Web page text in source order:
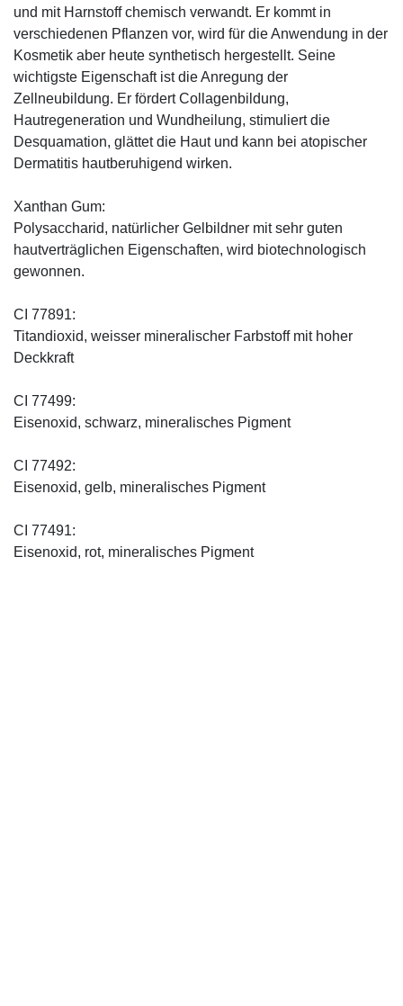
und mit Harnstoff chemisch verwandt. Er kommt in
verschiedenen Pflanzen vor, wird für die Anwendung in der
Kosmetik aber heute synthetisch hergestellt. Seine
wichtigste Eigenschaft ist die Anregung der
Zellneubildung. Er fördert Collagenbildung,
Hautregeneration und Wundheilung, stimuliert die
Desquamation, glättet die Haut und kann bei atopischer
Dermatitis hautberuhigend wirken.
Xanthan Gum:
Polysaccharid, natürlicher Gelbildner mit sehr guten
hautverträglichen Eigenschaften, wird biotechnologisch
gewonnen.
CI 77891:
Titandioxid, weisser mineralischer Farbstoff mit hoher
Deckkraft
CI 77499:
Eisenoxid, schwarz, mineralisches Pigment
CI 77492:
Eisenoxid, gelb, mineralisches Pigment
CI 77491:
Eisenoxid, rot, mineralisches Pigment